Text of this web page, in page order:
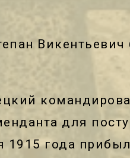
для
1915 года